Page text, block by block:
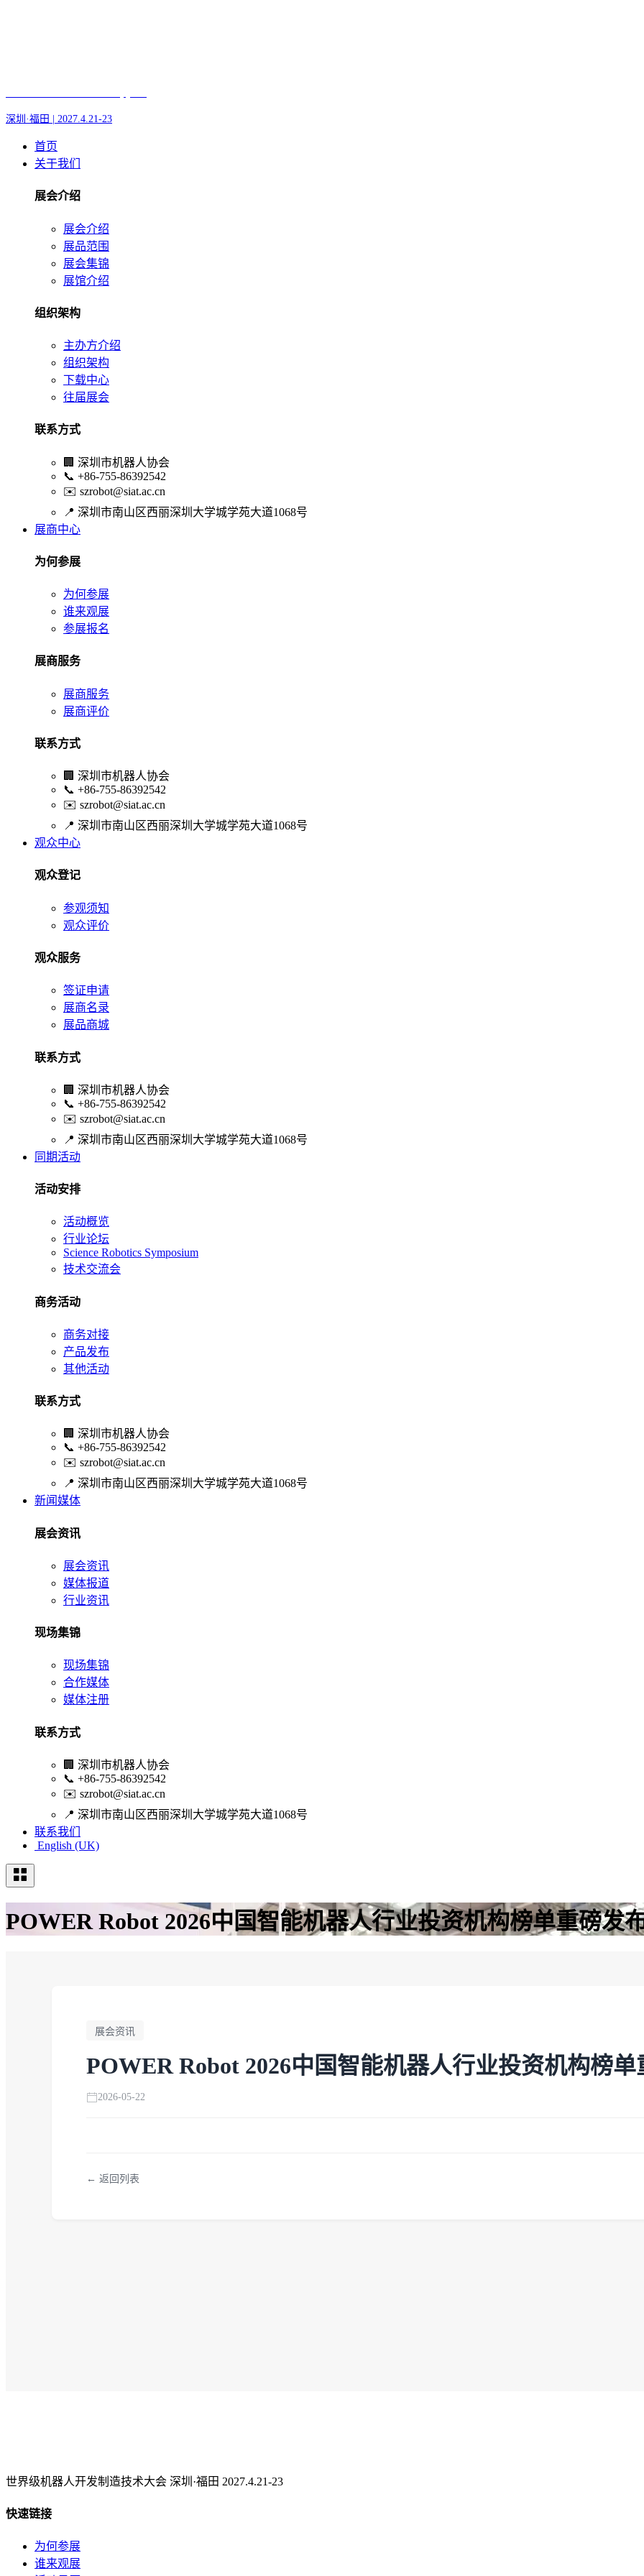
深圳·福田 | 2027.4.21-23
首页
关于我们
展会介绍
展会介绍
展品范围
展会集锦
展馆介绍
组织架构
主办方介绍
组织架构
下载中心
往届展会
联系方式
🏢 深圳市机器人协会
📞 +86-755-86392542
✉️ szrobot@siat.ac.cn
📍 深圳市南山区西丽深圳大学城学苑大道1068号
展商中心
为何参展
为何参展
谁来观展
参展报名
展商服务
展商服务
展商评价
联系方式
🏢 深圳市机器人协会
📞 +86-755-86392542
✉️ szrobot@siat.ac.cn
📍 深圳市南山区西丽深圳大学城学苑大道1068号
观众中心
观众登记
参观须知
观众评价
观众服务
签证申请
展商名录
展品商城
联系方式
🏢 深圳市机器人协会
📞 +86-755-86392542
✉️ szrobot@siat.ac.cn
📍 深圳市南山区西丽深圳大学城学苑大道1068号
同期活动
活动安排
活动概览
行业论坛
Science Robotics Symposium
技术交流会
商务活动
商务对接
产品发布
其他活动
联系方式
🏢 深圳市机器人协会
📞 +86-755-86392542
✉️ szrobot@siat.ac.cn
📍 深圳市南山区西丽深圳大学城学苑大道1068号
新闻媒体
展会资讯
展会资讯
媒体报道
行业资讯
现场集锦
现场集锦
合作媒体
媒体注册
联系方式
🏢 深圳市机器人协会
📞 +86-755-86392542
✉️ szrobot@siat.ac.cn
📍 深圳市南山区西丽深圳大学城学苑大道1068号
联系我们
English (UK)
POWER Robot 2026中国智能机器人行业投资机构榜单重磅发
展会资讯
POWER Robot 2026中国智能机器人行业投资机构榜
2026-05-22
← 返回列表
世界级机器人开发制造技术大会 深圳·福田 2027.4.21-23
快速链接
为何参展
谁来观展